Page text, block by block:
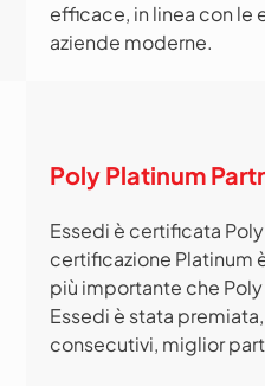
efficace, in linea con le
aziende moderne.
Poly Platinum
Essedi è certificata
certificazione Platinum
più importante che
Essedi è stata
consecutivi, miglior